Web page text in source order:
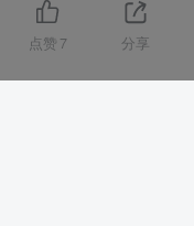
点赞 7 分享